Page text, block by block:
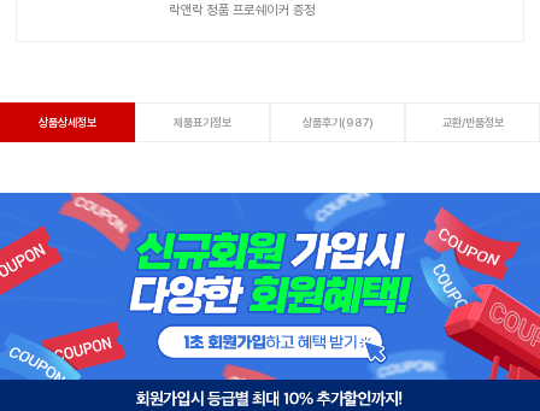
락앤락 정품 프로쉐이커 증정
상품상세정보 제품표기정보 상품후기(987) 교환/반품정보